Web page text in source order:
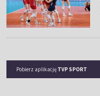
Pobierz aplikację TVP SPORT